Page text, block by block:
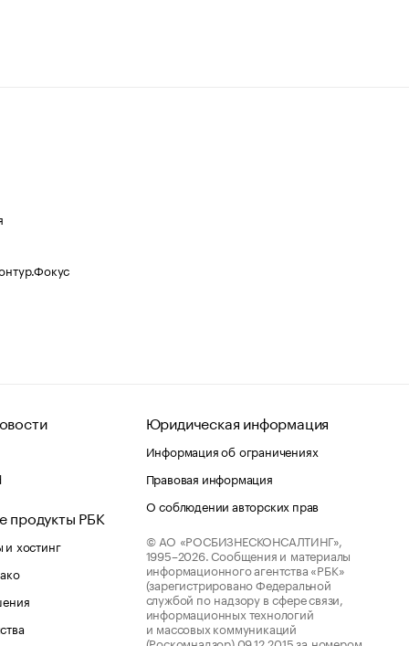
продукты РБК
хостинг
Юридическая информация
Информация об ограничениях
Правовая информация
О соблюдении авторских прав
© АО «РОСБИЗНЕСКОНСАЛТИНГ»,
1995–2026. Сообщения и материалы
информационного агентства «РБК»
(зарегистрировано Федеральной
службой по надзору в сфере связи,
информационных технологий
и массовых коммуникаций
(Роскомнадзор) 09.12.2015 за номером